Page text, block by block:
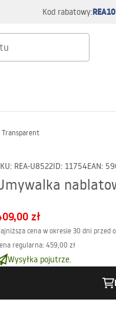
Kod rabatowy:REA10
Transparent
: REA-U8522ID: 11754EAN:
zł
cena w okresie 30 dni przed
regularna: 459,00 zł
Wysyłka pojutrze.